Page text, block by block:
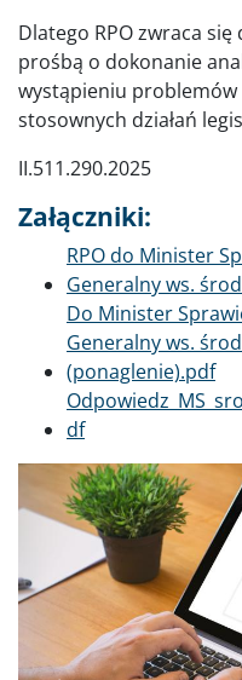
Dlatego RPO zwraca
prośbą o dokonanie
wystąpieniu
stosownych działań
II.511.290.2025
Załączniki:
Dokument
RPO do Minister
Generalny ws.
Dokument
Do Minister
Generalny ws.
(ponaglenie).pdf
Dokument
df